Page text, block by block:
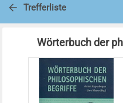
Trefferliste
Wörterbuch der